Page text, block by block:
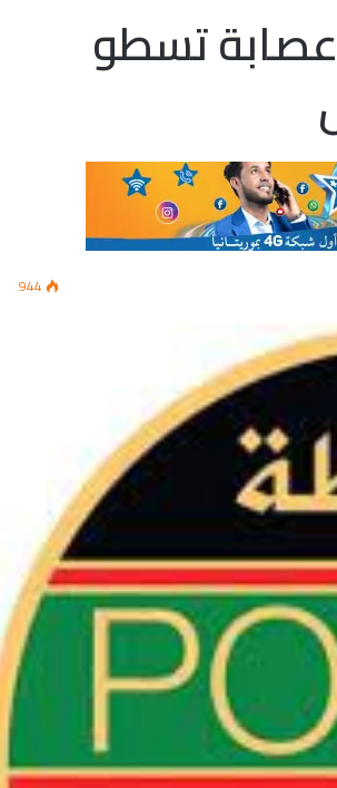
تسطو
944